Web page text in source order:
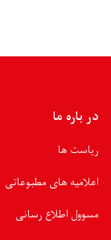
در باره ما
ریاست ها
اعلامیه های مطبوعاتی
مسوول اطلاع رسانی